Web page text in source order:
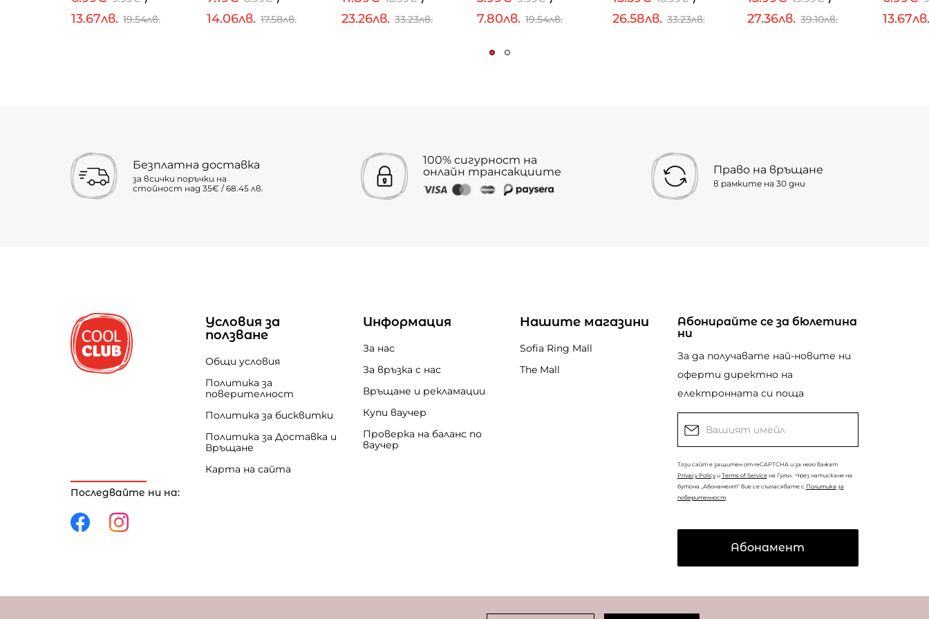
13.67лв. 19.54лв.
14.06лв. 17.58лв.
23.26лв. 33.23лв.
7.80лв. 19.54лв.
26.58лв. 33.23лв.
27.36лв. 39.10лв.
Безплатна доставка
за всички поръчки на
стойност над 35€ / 68.45 лв.
100% сигурност на
онлайн трансакциите
Право на връщане
в рамките на 30 дни
Последвайте ни на:
Условия за
ползване
Общи условия
Политика за
поверителност
Политика за бисквитки
Политика за Доставка и
Връщане
Карта на сайта
Информация
За нас
За връзка с нас
Връщане и рекламации
Купи ваучер
Проверка на баланс по
ваучер
Нашите магазини
Sofia Ring Mall
The Mall
Абонирайте се за бюлетина
ни
За да получавате най-новите ни
оферти директно на
електронната си поща
Този сайт е защитен от reCAPTCHA и за него важат
Privacy Policyи Terms of Serviceна Гугъл. Чрез натискане на
бутона „Абонамент“ вие се съгласявате с Политика за
поверителност.
Абонамент
© CopyrightCoolclub